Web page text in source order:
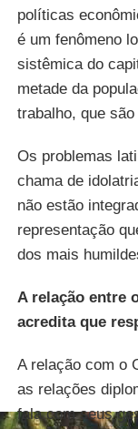
políticas
é um fenômeno
sistêmica do
metade da
trabalho, que
Os problemas
chama de
não estão
representação
dos mais
A relação entre
acredita que
A relação com o
as relações
fala com seus